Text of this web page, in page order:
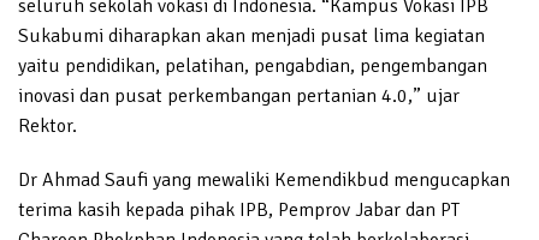
seluruh sekolah vokasi di Indonesia. “Kampus Vokasi IPB
Sukabumi diharapkan akan menjadi pusat lima kegiatan
yaitu pendidikan, pelatihan, pengabdian, pengembangan
inovasi dan pusat perkembangan pertanian 4.0,” ujar
Rektor.
Dr Ahmad Saufi yang mewaliki Kemendikbud mengucapkan
terima kasih kepada pihak IPB, Pemprov Jabar dan PT